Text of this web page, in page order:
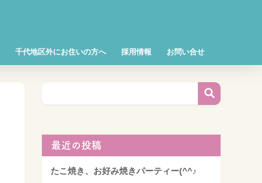
千代地区外にお住いの方へ 採用情報 お問い合せ
最近の投稿
たこ焼き、お好み焼きパーティー(^^♪